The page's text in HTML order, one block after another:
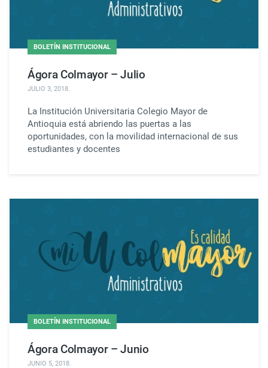
BOLETÍN INSTITUCIONAL
Ágora Colmayor – Julio
JULIO 3, 2018.
La Institución Universitaria Col​egio Mayor​ de
Antioquia​ está abriendo las puertas a las
oportunidades, ​con la movilidad internacional de sus
estudiantes y docentes
BOLETÍN INSTITUCIONAL
Ágora Colmayor – Junio
JUNIO 5, 2018.